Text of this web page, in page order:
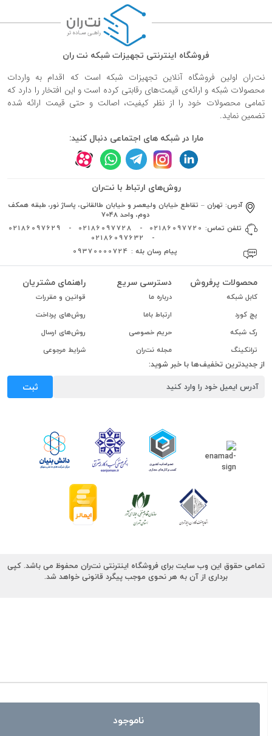
ناموجود
فروشگاه اینترنتی تجهیزات شبکه نت ران
نت‌ران اولین فروشگاه آنلاین تجهیزات شبکه است که اقدام به واردات
محصولات شبکه و ارائه‌ی قیمت‌های رقابتی کرده است و این افتخار را دارد که
تمامی محصولات خود را از نظر کیفیت، اصالت و حتی قیمت ارائه شده
تضمین نماید.
مارا در شبکه های اجتماعی دنبال کنید:
روش‌های ارتباط با نت‌ران
آدرس:تهران – تقاطع خیابان ولیعصر و خیابان طالقانی، پاساژ نور، طبقه همکف
دوم، واحد 7048
تلفن تماس:02186097720
02186097728
02186097629
02186097632
پیام رسان بله : 09370000724
محصولات پرفروش
کابل شبکه
پچ کورد
رک شبکه
ترانکینگ
دسترسی سریع
درباره ما
ارتباط باما
حریم خصوصی
مجله نت‌ران
راهنمای مشتریان
قوانین و مقررات
روش‌های پرداخت
روش‌های ارسال
شرایط مرجوعی
از جدیدترین تخفیف‌ها با خبر شوید:
ثبت
تمامی حقوق این وب سایت برای فروشگاه اینترنتی نت‌ران محفوظ می باشد. کپی
برداری از آن به هر نحوی موجب پیگرد قانونی خواهد شد.